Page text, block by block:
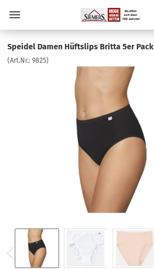
Speidel Damen Hüftslips Britta 5er Pack
(Art.Nr.: 9825)